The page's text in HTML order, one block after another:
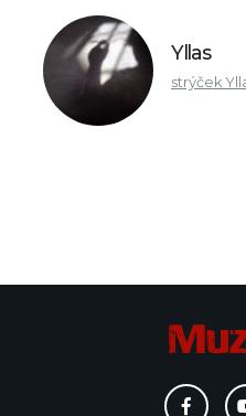
Yllas
strýček